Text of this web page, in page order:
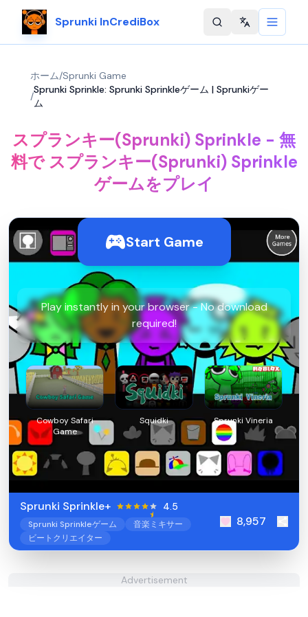
Sprunki InCrediBox Change
ホーム/Sprunki Game
/
Sprunki Sprinkle: Sprunki Sprinkleゲーム | Sprunkiゲー
ム
スプランキー(Sprunki) Sprinkle - 無
料で スプランキー(Sprunki) Sprinkle
ゲームをプレイ
Start Game
Play instantly in your browser - No download
required!
Cowboy Safari
Game
Squidki Sprunki Vineria
Sprunki Sprinkle+ 4.5
Sprunki Sprinkleゲーム
音楽ミキサー
ビートクリエイター
8,957
Advertisement